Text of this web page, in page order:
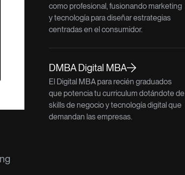
como profesional, fusionando marketing
y tecnología para diseñar estrategias
centradas en el consumidor.
DMBA Digital MBA
El Digital MBA para recién graduados
que potencia tu curriculum dotándote de
skills de negocio y tecnología digital que
demandan las empresas.